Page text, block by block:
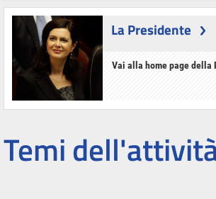
La Presidente
Vai alla home page della
Temi